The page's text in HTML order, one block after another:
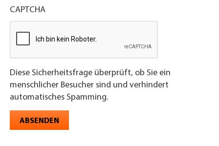
CAPTCHA
Diese Sicherheitsfrage überprüft, ob Sie ein
menschlicher Besucher sind und verhindert
automatisches Spamming.
ABSENDEN